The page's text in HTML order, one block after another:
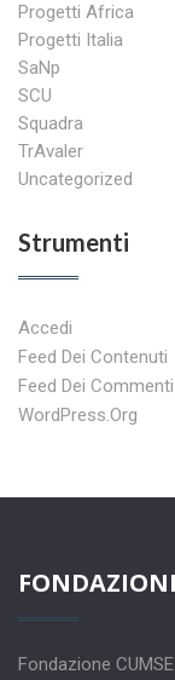
Progetti Africa
Progetti Italia
SaNp
SCU
Squadra
TrAvaler
Uncategorized
Strumenti
Accedi
Feed Dei Contenuti
Feed Dei Commenti
WordPress.org
Fondazione